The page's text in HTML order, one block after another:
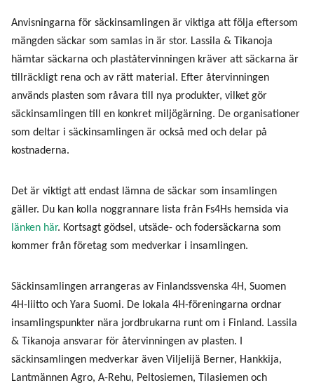
Anvisningarna för säckinsamlingen är viktiga att följa eftersom
mängden säckar som samlas in är stor. Lassila & Tikanoja
hämtar säckarna och plaståtervinningen kräver att säckarna är
tillräckligt rena och av rätt material. Efter återvinningen
används plasten som råvara till nya produkter, vilket gör
säckinsamlingen till en konkret miljögärning. De organisationer
som deltar i säckinsamlingen är också med och delar på
kostnaderna.
Det är viktigt att endast lämna de säckar som insamlingen
gäller. Du kan kolla noggrannare lista från Fs4Hs hemsida via
länken här. Kortsagt gödsel, utsäde- och fodersäckarna som
kommer från företag som medverkar i insamlingen.
Säckinsamlingen arrangeras av Finlandssvenska 4H, Suomen
4H-liitto och Yara Suomi. De lokala 4H-föreningarna ordnar
insamlingspunkter nära jordbrukarna runt om i Finland. Lassila
& Tikanoja ansvarar för återvinningen av plasten. I
säckinsamlingen medverkar även Viljelijä Berner, Hankkija,
Lantmännen Agro, A-Rehu, Peltosiemen, Tilasiemen och